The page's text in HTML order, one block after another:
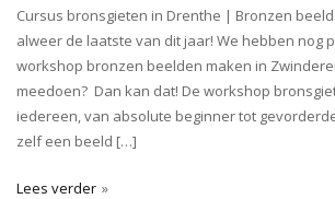
Cursus bronsgieten in Drenthe | Bronzen
alweer de laatste van dit jaar! We hebben nog
workshop bronzen beelden maken in
meedoen? Dan kan dat! De workshop
iedereen, van absolute beginner tot
zelf een beeld […]
Lees verder